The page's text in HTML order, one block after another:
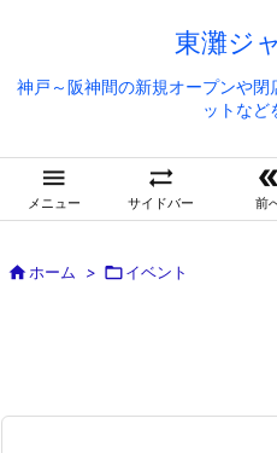
東灘ジ
神戸～阪神間の新規オープンや
ットなど

メニュー

サイドバー

前
ホーム > イベント